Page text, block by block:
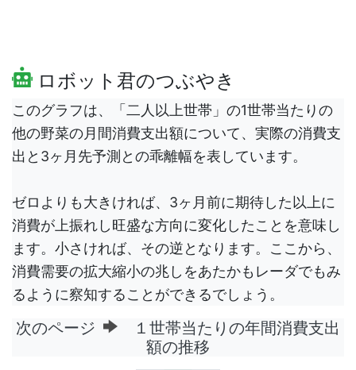
ロボット君のつぶやき
このグラフは、「二人以上世帯」の1世帯当たりの
他の野菜の月間消費支出額について、実際の消費支
出と3ヶ月先予測との乖離幅を表しています。
ゼロよりも大きければ、3ヶ月前に期待した以上に
消費が上振れし旺盛な方向に変化したことを意味し
ます。小さければ、その逆となります。ここから、
消費需要の拡大縮小の兆しをあたかもレーダでもみ
るように察知することができるでしょう。
次のページ
１世帯当たりの年間消費支出
額の推移